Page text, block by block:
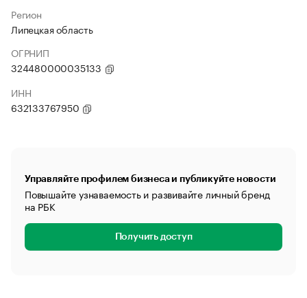
Регион
Липецкая область
ОГРНИП
324480000035133
ИНН
632133767950
Управляйте профилем бизнеса и публикуйте новости
Повышайте узнаваемость и развивайте личный бренд
на РБК
Получить доступ